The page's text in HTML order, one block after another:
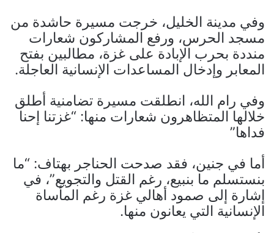
وفي مدينة الخليل، خرجت مسيرة حاشدة من
مسجد الحرس، ورفع المشاركون شعارات
منددة بحرب الإبادة على غزة، مطالبين بفتح
المعابر وإدخال المساعدات الإنسانية العاجلة.
وفي رام الله، انطلقت مسيرة تضامنية أطلق
خلالها المتظاهرون شعارات منها: “غزتنا إحنا
فداها”
أما في جنين، فقد صدحت الحناجر بهتاف: “ما
بنستسلم ما بنبيع، رغم القتل والتجويع”، في
إشارة إلى صمود أهالي غزة رغم المأساة
الإنسانية التي يعانون منها.